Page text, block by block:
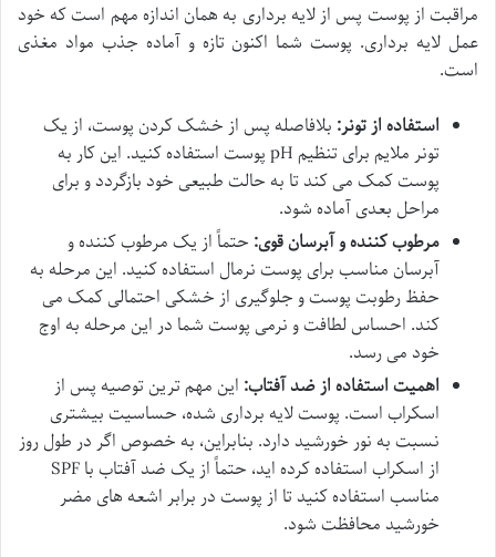
مراقبت از پوست پس از لایه برداری به همان اندازه مهم است که خود
عمل لایه برداری. پوست شما اکنون تازه و آماده جذب مواد مغذی
است.
استفاده از تونر: بلافاصله پس از خشک کردن پوست، از یک
تونر ملایم برای تنظیم pH پوست استفاده کنید. این کار به
پوست کمک می کند تا به حالت طبیعی خود بازگردد و برای
مراحل بعدی آماده شود.
مرطوب کننده و آبرسان قوی: حتماً از یک مرطوب کننده و
آبرسان مناسب برای پوست نرمال استفاده کنید. این مرحله به
حفظ رطوبت پوست و جلوگیری از خشکی احتمالی کمک می
کند. احساس لطافت و نرمی پوست شما در این مرحله به اوج
خود می رسد.
اهمیت استفاده از ضد آفتاب: این مهم ترین توصیه پس از
اسکراب است. پوست لایه برداری شده، حساسیت بیشتری
نسبت به نور خورشید دارد. بنابراین، به خصوص اگر در طول روز
از اسکراب استفاده کرده اید، حتماً از یک ضد آفتاب با SPF
مناسب استفاده کنید تا از پوست در برابر اشعه های مضر
خورشید محافظت شود.